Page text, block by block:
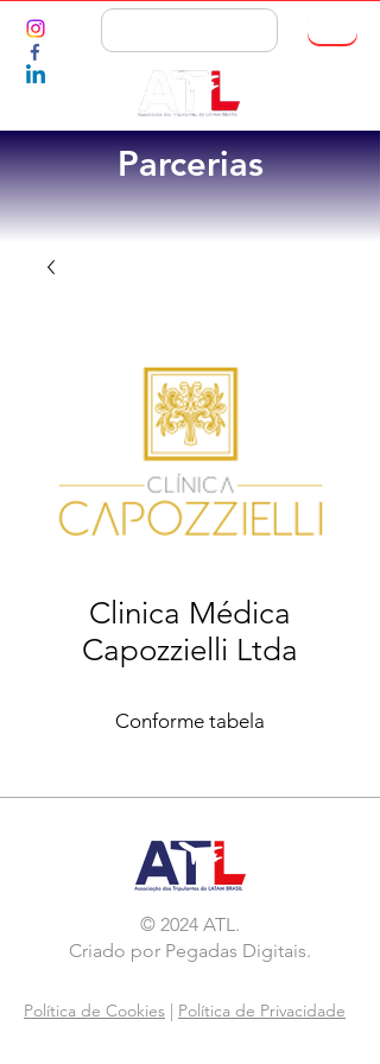
Parcerias
Clinica Médica
Capozzielli Ltda
Conforme tabela
© 2024 ATL.
Criado por Pegadas Digitais.
Política de Cookies | Política de Privacidade